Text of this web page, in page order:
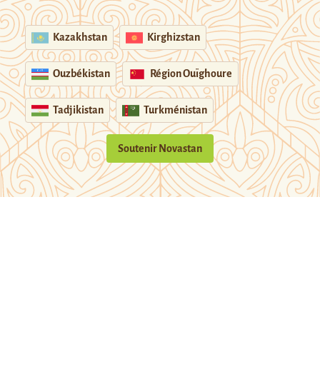
Kazakhstan Kirghizstan
Ouzbékistan Région Ouïghoure
Tadjikistan Turkménistan
Soutenir Novastan